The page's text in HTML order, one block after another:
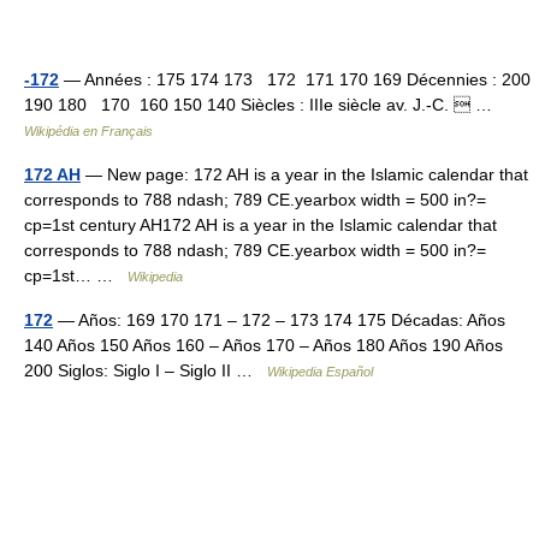
-172 — Années : 175 174 173 172 171 170 169 Décennies : 200
190 180 170 160 150 140 Siècles : IIIe siècle av. J.‑C.  …
Wikipédia en Français
172 AH — New page: 172 AH is a year in the Islamic calendar that
corresponds to 788 ndash; 789 CE.yearbox width = 500 in?=
cp=1st century AH172 AH is a year in the Islamic calendar that
corresponds to 788 ndash; 789 CE.yearbox width = 500 in?=
cp=1st… …
Wikipedia
172 — Años: 169 170 171 – 172 – 173 174 175 Décadas: Años
140 Años 150 Años 160 – Años 170 – Años 180 Años 190 Años
200 Siglos: Siglo I – Siglo II …
Wikipedia Español